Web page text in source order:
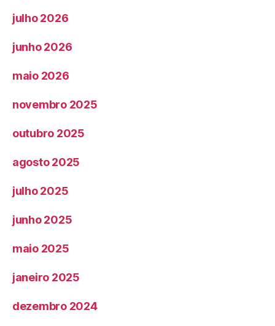
julho 2026
junho 2026
maio 2026
novembro 2025
outubro 2025
agosto 2025
julho 2025
junho 2025
maio 2025
janeiro 2025
dezembro 2024